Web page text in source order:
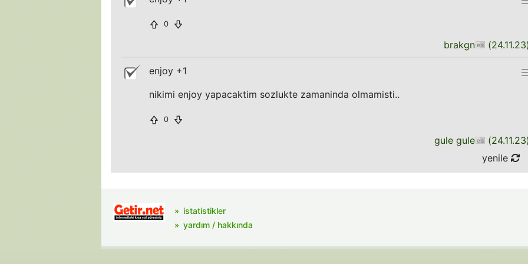
0
brakgn (24.11.23
enjoy +1
nikimi enjoy yapacaktim sozlukte zamaninda olmamisti..
0
gule gule (24.11.23
yenile
istatistikler
yardım / hakkında